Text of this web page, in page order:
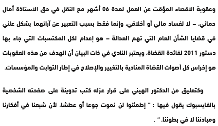
وعقوبة الاقصاء المؤقت عن العمل لمدة 06 أشهر مع النقل في حق الاستاذة أمال
حماني، – لا لفساد مالي أو أخلاقي، وإنما فقط بسبب التعبير عن آرائهما بشكل علني
في قضايا الشأن العام التي تهم العدالة – هو إعدام لكل المكتسبات التي جاء بها
دستور 2011 لفائدة القضاة، ويعتبر النادي في ذات البيان أن الهدف من هذه العقوبات
هو إخراس كل أصوات القضاة المنادية بالتغيير والإصلاح في إطار الثوابت والمؤسسات.
وكتعليق من الدكتور الهيني على قرار عزله كتب تدوينة على صفحته الشخصية
بالفايسبوك يقول فيها : ” إطمئنوا لن نموت جوعا أو عطشا، لأن شبعنا في أفكارنا
ومبادئنا لا في بطوننا. “ .